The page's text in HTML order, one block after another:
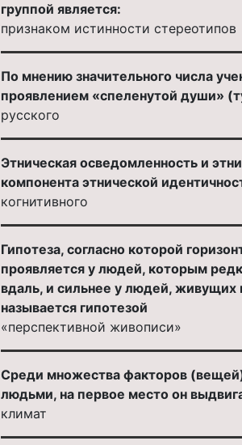
группой является:
признаком истинности стереотипов
По мнению значительного числа
проявлением «спеленутой души»
русского
Этническая осведомленность и
компонента этнической
когнитивного
Гипотеза, согласно которой
проявляется у людей, которым
вдаль, и сильнее у людей,
называется гипотезой
«перспективной живописи»
Среди множества факторов
людьми, на первое место он
климат